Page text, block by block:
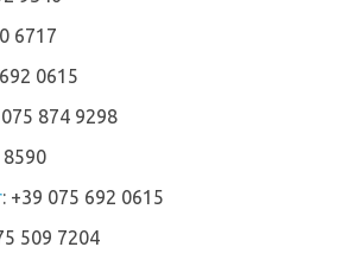
6717
0615
874 9298
8590
: +39 075 692 0615
509 7204